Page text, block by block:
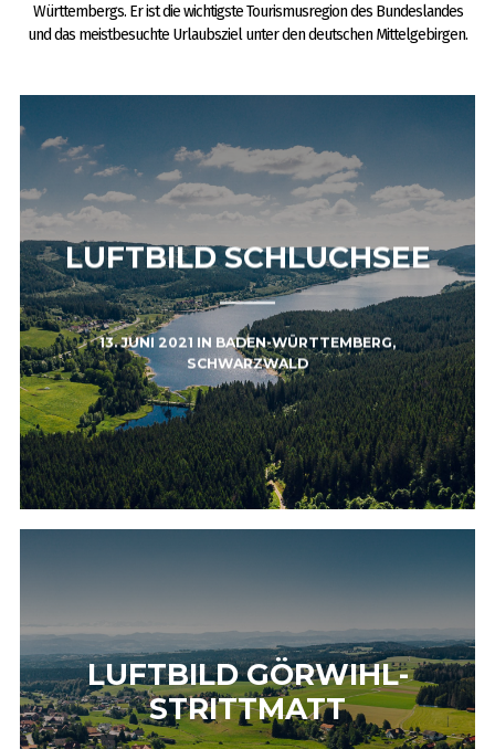
Württembergs. Er ist die wichtigste Tourismusregion des Bundeslandes
und das meistbesuchte Urlaubsziel unter den deutschen Mittelgebirgen.
LUFTBILD SCHLUCHSEE
13. JUNI 2021 IN BADEN-WÜRTTEMBERG,
SCHWARZWALD
LUFTBILD GÖRWIHL-
STRITTMATT